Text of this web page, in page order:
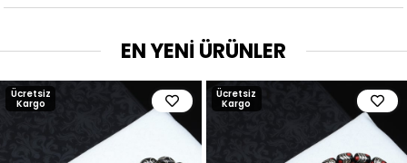
EN YENİ ÜRÜNLER
Ücretsiz
Kargo
Ücretsiz
Kargo